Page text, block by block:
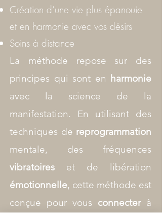
Création d’une vie plus épanouie
et en harmonie avec vos désirs
Soins à distance
La méthode repose sur des
principes qui sont en harmonie
avec la science de la
manifestation. En utilisant des
techniques de reprogrammation
mentale, des fréquences
vibratoires et de libération
émotionnelle, cette méthode est
conçue pour vous connecter à